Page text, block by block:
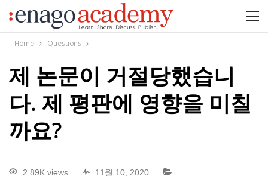
Home Questions
제 논문이 거절당했습니
다. 제 평판에 영향을 미칠
까요?
2.89K views 11월 10, 2020